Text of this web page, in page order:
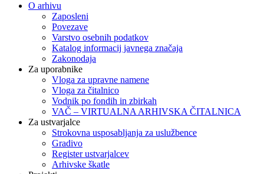
O arhivu
Zaposleni
Povezave
Varstvo osebnih podatkov
Katalog informacij javnega značaja
Zakonodaja
Za uporabnike
Vloga za upravne namene
Vloga za čitalnico
Vodnik po fondih in zbirkah
VAČ – VIRTUALNA ARHIVSKA ČITALNICA
Za ustvarjalce
Strokovna usposabljanja za uslužbence
Gradivo
Register ustvarjalcev
Arhivske škatle